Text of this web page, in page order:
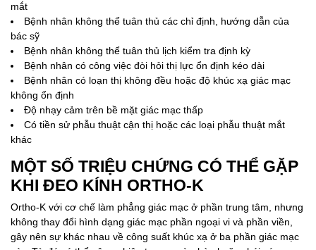
mắt
Bệnh nhân không thể tuân thủ các chỉ định, hướng dẫn của
bác sỹ
Bệnh nhân không thể tuân thủ lịch kiểm tra định kỳ
Bệnh nhân có công việc đòi hỏi thị lực ổn định kéo dài
Bệnh nhân có loạn thị không đều hoặc độ khúc xạ giác mạc
không ổn định
Độ nhạy cảm trên bề mặt giác mạc thấp
Có tiền sử phẫu thuật cận thị hoặc các loại phẫu thuật mắt
khác
MỘT SỐ TRIỆU CHỨNG CÓ THỂ GẶP
KHI ĐEO KÍNH ORTHO-K
Ortho-K với cơ chế làm phẳng giác mạc ở phần trung tâm, nhưng
không thay đổi hình dạng giác mạc phần ngoại vi và phần viền,
gây nên sự khác nhau về công suất khúc xạ ở ba phần giác mạc